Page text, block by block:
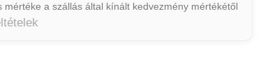
a szállás által kínált kedvezmény mértékétől